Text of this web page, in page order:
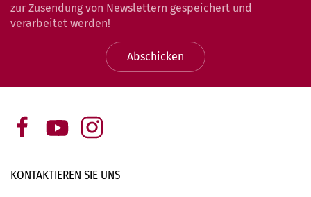
zur Zusendung von Newslettern gespeichert und
verarbeitet werden!
Abschicken
KONTAKTIEREN SIE UNS